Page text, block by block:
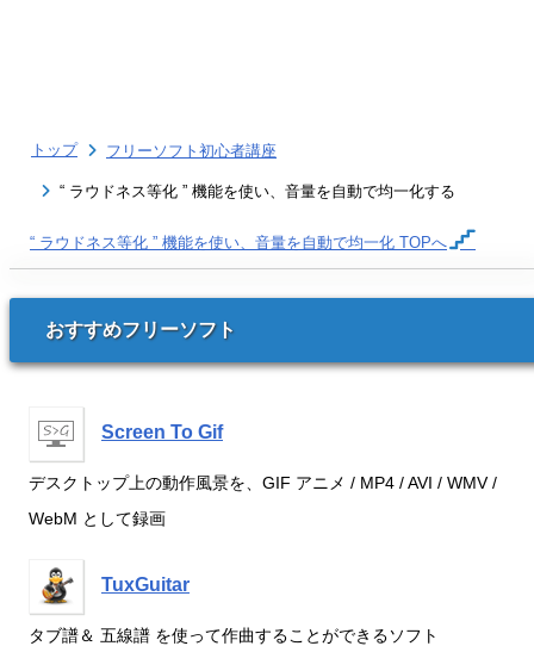
トップ フリーソフト初心者講座
“ ラウドネス等化 ” 機能を使い、音量を自動で均一化する
“ ラウドネス等化 ” 機能を使い、音量を自動で均一化 TOPへ
おすすめフリーソフト
Screen To Gif
デスクトップ上の動作風景を、GIF アニメ / MP4 / AVI / WMV /
WebM として録画
TuxGuitar
タブ譜＆ 五線譜 を使って作曲することができるソフト